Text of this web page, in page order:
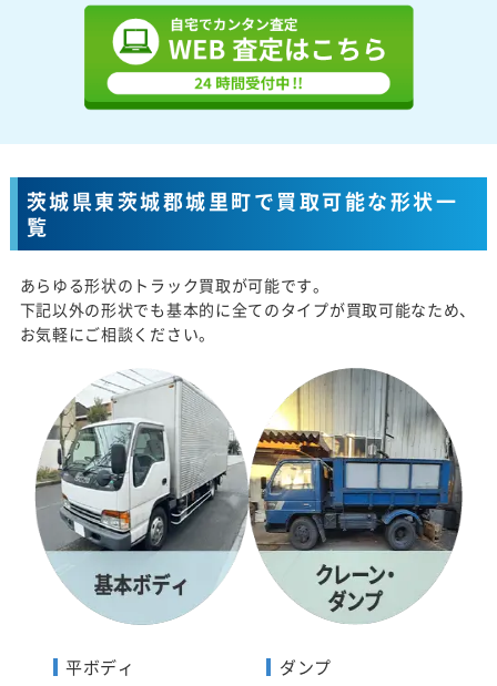
茨城県東茨城郡城里町で買取可能な形状一
覧
あらゆる形状のトラック買取が可能です。
下記以外の形状でも基本的に全てのタイプが買取可能なため、
お気軽にご相談ください。
平ボディ
ダンプ